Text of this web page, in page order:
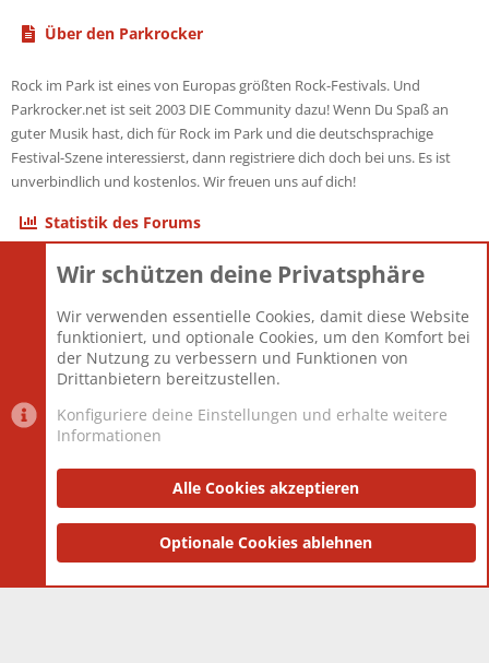
Über den Parkrocker
Rock im Park ist eines von Europas größten Rock-Festivals. Und
Parkrocker.net ist seit 2003 DIE Community dazu! Wenn Du Spaß an
guter Musik hast, dich für Rock im Park und die deutschsprachige
Festival-Szene interessierst, dann registriere dich doch bei uns. Es ist
unverbindlich und kostenlos. Wir freuen uns auf dich!
Statistik des Forums
Themen
Mitglieder
12.427
Neuestes Mitglied
Berlin
Datenschutzerklärung Impressum
Community platform by XenForo® © 2010-2025 XenForo Ltd.
and add-ons by ThemeHouse
Wir schützen deine Privatsphäre
Wir verwenden essentielle Cookies, damit diese Website
funktioniert, und optionale Cookies, um den Komfort bei
der Nutzung zu verbessern und Funktionen von
Drittanbietern bereitzustellen.
Konfiguriere deine Einstellungen und erhalte weitere
Informationen
Alle Cookies akzeptieren
Optionale Cookies ablehnen